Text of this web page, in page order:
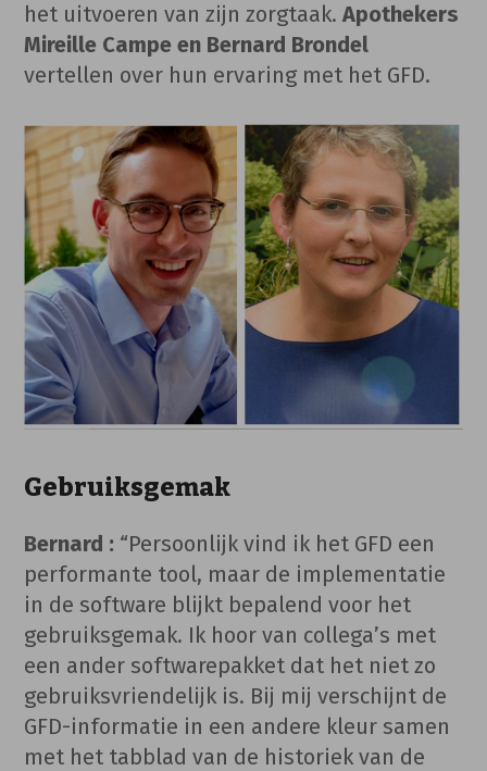
het uitvoeren van zijn zorgtaak. Apothekers
Mireille Campe en Bernard Brondel
vertellen over hun ervaring met het GFD.
Gebruiksgemak
Bernard : “Persoonlijk vind ik het GFD een
performante tool, maar de implementatie
in de software blijkt bepalend voor het
gebruiksgemak. Ik hoor van collega’s met
een ander softwarepakket dat het niet zo
gebruiksvriendelijk is. Bij mij verschijnt de
GFD-informatie in een andere kleur samen
met het tabblad van de historiek van de